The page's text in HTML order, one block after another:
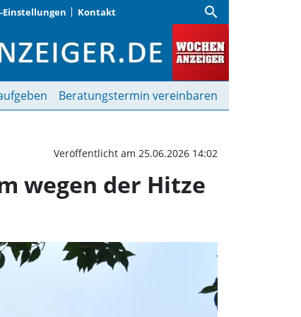
Einstellungen Kontakt search
Beratungstermin vereinbaren
Veröffentlicht am 25.06.2026 14:02
wegen der Hitze